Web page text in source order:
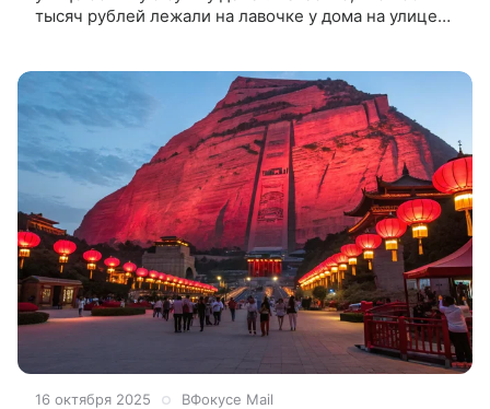
тысяч рублей лежали на лавочке у дома на улице
[племянник] нашел деньги в сум
16 октября 2025 ВФокусе Mail